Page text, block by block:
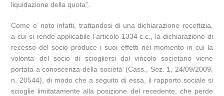
liquidazione della quota”.
Come e’ noto infatti, trattandosi di una dichiarazione recettizia,
a cui si rende applicabile l’articolo 1334 c.c., la dichiarazione di
recesso del socio produce i suoi effetti nel momento in cui la
volonta’ del socio di sciogliersi dal vincolo societario viene
portata a conoscenza della societa’ (Cass., Sez. 1, 24/09/2009,
n. 20544), di modo che a seguito di essa, il rapporto sociale si
scioglie limitatamente alla posizione del recedente, che perde